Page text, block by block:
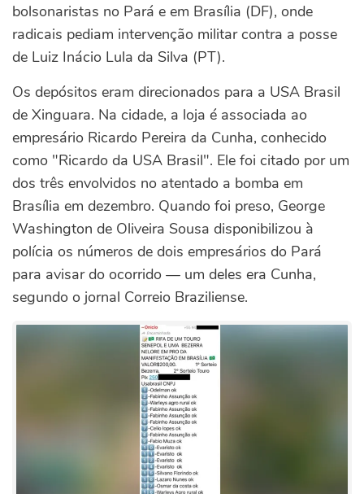
bolsonaristas no Pará e em Brasília (DF), onde
radicais pediam intervenção militar contra a posse
de Luiz Inácio Lula da Silva (PT).
Os depósitos eram direcionados para a USA Brasil
de Xinguara. Na cidade, a loja é associada ao
empresário Ricardo Pereira da Cunha, conhecido
como "Ricardo da USA Brasil". Ele foi citado por um
dos três envolvidos no atentado a bomba em
Brasília em dezembro. Quando foi preso, George
Washington de Oliveira Sousa disponibilizou à
polícia os números de dois empresários do Pará
para avisar do ocorrido — um deles era Cunha,
segundo o jornal Correio Braziliense.